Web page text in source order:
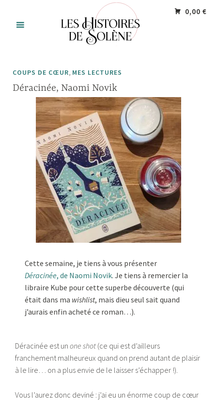
contenu
0,00 €
COUPS DE CŒUR, MES LECTURES
Déracinée, Naomi Novik
Cette semaine, je tiens à vous présenter
Déracinée, de Naomi Novik. Je tiens à remercier la
libraire Kube pour cette superbe découverte (qui
était dans ma wishlist, mais dieu seul sait quand
j’aurais enfin acheté ce roman…).
Déracinée est unone shot (ce qui est d’ailleurs
franchement malheureux quand on prend autant de plaisir
à le lire… on a plus envie de le laisser s’échapper !).
Vous l’aurez donc deviné : j’ai eu un énorme coup de cœur